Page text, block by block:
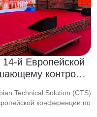
й Европейской
контролю
Technical Solution (CTS)
конференции по